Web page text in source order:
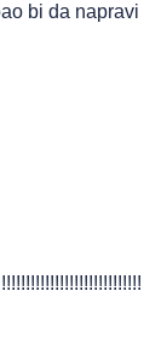
bi da napravi